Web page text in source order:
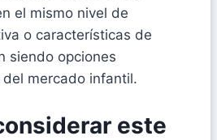
el mismo nivel de
o características de
siendo opciones
mercado infantil.
este